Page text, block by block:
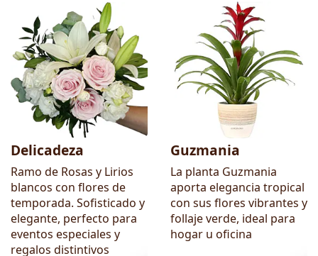
Delicadeza
Ramo de Rosas y Lirios
blancos con flores de
temporada. Sofisticado y
elegante, perfecto para
eventos especiales y
regalos distintivos
Guzmania
La planta Guzmania
aporta elegancia tropical
con sus flores vibrantes y
follaje verde, ideal para
hogar u oficina